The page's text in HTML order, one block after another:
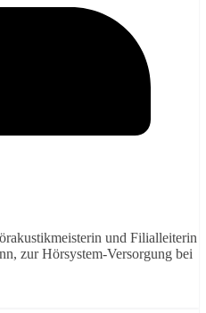
und Filialleiterin
zur Hörsystem-Versorgung bei